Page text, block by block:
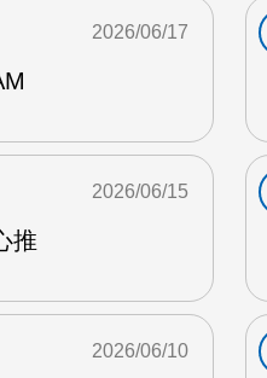
2026/06/17
推
2026/06/15
2026/06/10